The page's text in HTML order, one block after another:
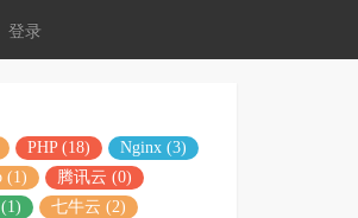
登录
PHP (18)
Nginx (3)
(1)
腾讯云 (0)
七牛云 (2)